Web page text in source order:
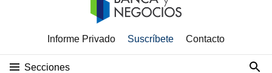
Informe Privado Suscríbete Contacto
Secciones